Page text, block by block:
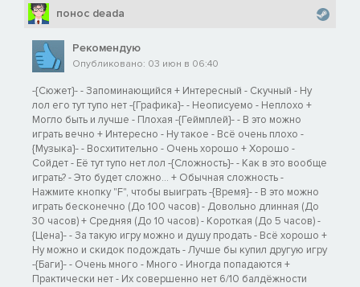
понос deadа
Рекомендую
Опубликовано: 03 июн в 06:40
-{Сюжет}- - Запоминающийся + Интересный - Скучный - Ну
лол его тут тупо нет -{Графика}- - Неописуемо - Неплохо +
Могло быть и лучше - Плохая -{Геймплей}- - В это можно
играть вечно + Интересно - Ну такое - Всё очень плохо -
{Музыка}- - Восхитительно - Очень хорошо + Хорошо -
Сойдет - Её тут тупо нет лол -{Сложность}- - Как в это вообще
играть? - Это будет сложно... + Обычная сложность -
Нажмите кнопку "F", чтобы выиграть -{Время}- - В это можно
играть бесконечно (До 100 часов) - Довольно длинная (До
30 часов) + Средняя (До 10 часов) - Короткая (До 5 часов) -
{Цена}- - За такую игру можно и душу продать - Всё хорошо +
Ну можно и скидок подождать - Лучше бы купил другую игру
-{Баги}- - Очень много - Много - Иногда попадаются +
Практически нет - Их совершенно нет 6/10 балдёжности